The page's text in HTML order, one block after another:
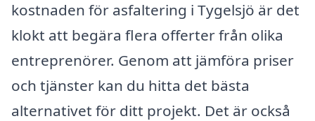
kostnaden för asfaltering i Tygelsjö är det
klokt att begära flera offerter från olika
entreprenörer. Genom att jämföra priser
och tjänster kan du hitta det bästa
alternativet för ditt projekt. Det är också